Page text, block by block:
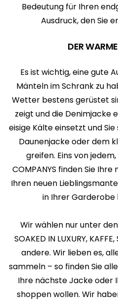
Bedeutung für Ihren
Ausdruck, den Sie
DER
Es ist wichtig, eine gute
Mänteln im Schrank zu
Wetter bestens gerüstet
zeigt und die Denimjacke
eisige Kälte einsetzt und
Daunenjacke oder dem
greifen. Eins von
COMPANYS finden Sie
Ihren neuen
in Ihrer Garderobe
Wir wählen nur unter
SOAKED IN LUXURY,
andere. Wir lieben es,
sammeln – so finden Sie
Ihre nächste Jacke oder
shoppen wollen. Wir